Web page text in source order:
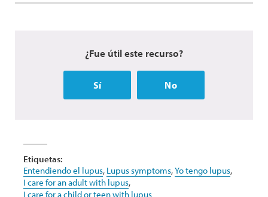
¿Fue útil este recurso?
Sí No
Etiquetas:
Entendiendo el lupus, Lupus symptoms,Yo tengo lupus,
I care for an adult with lupus,
I care for a child or teen with lupus